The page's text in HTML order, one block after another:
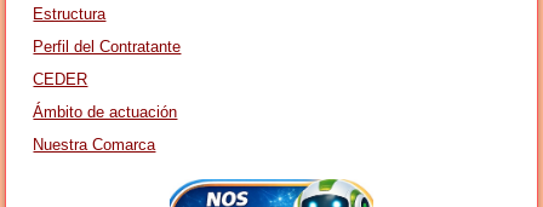
Estructura
Perfil del Contratante
CEDER
Ámbito de actuación
Nuestra Comarca